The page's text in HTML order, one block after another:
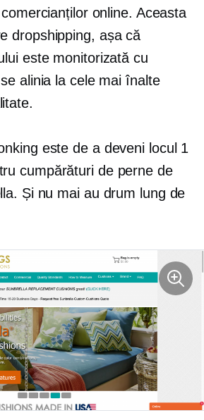
online. Aceasta
dropshipping, așa că
este monitorizată cu
alinia la cele mai înalte
este de a deveni locul 1
cumpărături de perne de
Și nu mai au drum lung de